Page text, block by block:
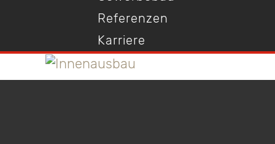
Referenzen
Karriere